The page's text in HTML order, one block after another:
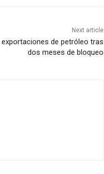
Next article
exportaciones de petróleo tras
dos meses de bloqueo